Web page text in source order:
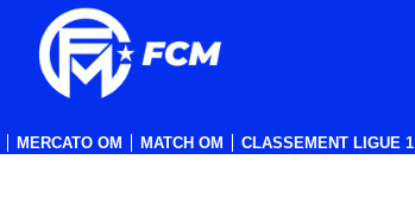
MERCATO OM MATCH OM CLASSEMENT LIGUE 1